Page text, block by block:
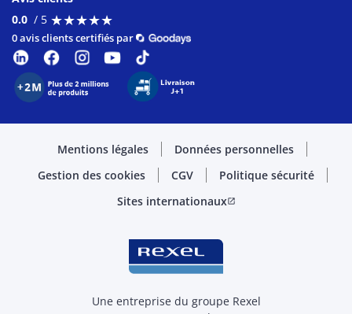
0.0 / 5 ★★★★★
★★★★★
0 avis clients certifiés par
Mentions légales
Données personnelles
Gestion des cookies
CGV
Politique sécurité
Sites internationauxopen_in_new
Une entreprise du groupe Rexel